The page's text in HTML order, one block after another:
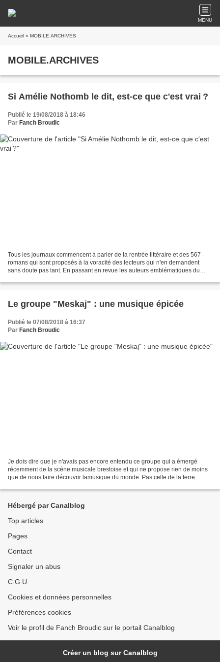
MENU
Accueil » MOBILE.ARCHIVES
MOBILE.ARCHIVES
Si Amélie Nothomb le dit, est-ce que c'est vrai ?
Publié le 19/08/2018 à 18:46
Par Fanch Broudic
Tous les journaux commencent à parler de la rentrée littéraire et des 567
romans qui sont proposés à la voracité des lecteurs qui n'en demandent
sans doute pas tant. En passant en revue les auteurs emblématiques du
Le groupe "Meskaj" : une musique épicée
Publié le 07/08/2018 à 16:37
Par Fanch Broudic
Je dois dire que je n'avais pas encore entendu ce groupe qui a émergé
récemment de la scène musicale brestoise et qui ne propose rien de moins
que de nous faire découvrir lamusique du monde. Pas celle de la terre
Hébergé par Canalblog
Top articles
Pages
Contact
Signaler un abus
C.G.U.
Cookies et données personnelles
Préférences cookies
Voir le profil de Fanch Broudic sur le portail Canalblog
Créer un blog sur Canalblog